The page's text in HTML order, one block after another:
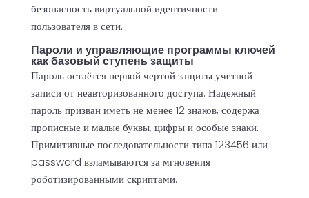
безопасность виртуальной идентичности
пользователя в сети.
Пароли и управляющие программы ключей
как базовый ступень защиты
Пароль остаётся первой чертой защиты учетной
записи от неавторизованного доступа. Надежный
пароль призван иметь не менее 12 знаков, содержа
прописные и малые буквы, цифры и особые знаки.
Примитивные последовательности типа 123456 или
password взламываются за мгновения
роботизированными скриптами.